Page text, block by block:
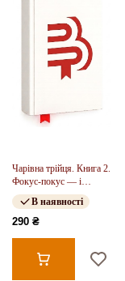
Чарівна трійця. Книга 2.
Фокус-покус — і
жодної сварки! (у)
В наявності
290 ₴